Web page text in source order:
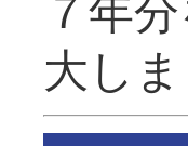
大